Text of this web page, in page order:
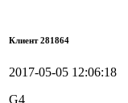
Клиент 281864
2017-05-05 12:06:18
G4